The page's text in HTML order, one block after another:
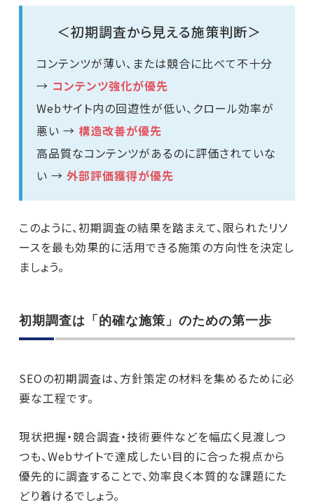
＜初期調査から見える施策判断＞
コンテンツが薄い、または競合に比べて不十分
→ コンテンツ強化が優先
Webサイト内の回遊性が低い、クロール効率が
悪い → 構造改善が優先
高品質なコンテンツがあるのに評価されていな
い → 外部評価獲得が優先
このように、初期調査の結果を踏まえて、限られたリソ
ースを最も効果的に活用できる施策の方向性を決定し
ましょう。
初期調査は「的確な施策」のための第一歩
SEOの初期調査は、方針策定の材料を集めるために必
要な工程です。
現状把握・競合調査・技術要件などを幅広く見渡しつ
つも、Webサイトで達成したい目的に合った視点から
優先的に調査することで、効率良く本質的な課題にた
どり着けるでしょう。